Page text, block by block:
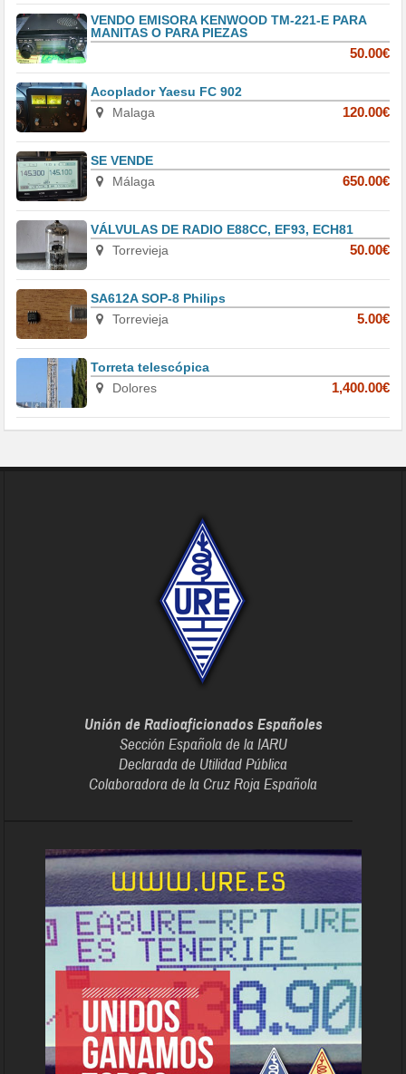
VENDO EMISORA KENWOOD TM-221-E PARA
MANITAS O PARA PIEZAS
50.00€
Acoplador Yaesu FC 902
Malaga
120.00€
SE VENDE
Málaga
650.00€
VÁLVULAS DE RADIO E88CC, EF93, ECH81
Torrevieja
50.00€
SA612A SOP-8 Philips
Torrevieja
5.00€
Torreta telescópica
Dolores
1,400.00€
Unión de Radioaficionados Españoles
Sección Española de la IARU
Declarada de Utilidad Pública
Colaboradora de la Cruz Roja Española